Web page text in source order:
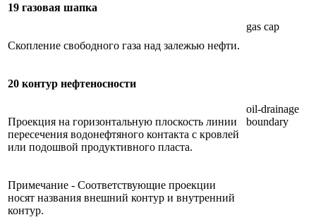
19 газовая шапка
gas cap
Скопление свободного газа над залежью нефти.
20 контур нефтеносности
oil-drainage
boundary
Проекция на горизонтальную плоскость линии
пересечения водонефтяного контакта с кровлей
или подошвой продуктивного пласта.
Примечание - Соответствующие проекции
носят названия внешний контур и внутренний
контур.